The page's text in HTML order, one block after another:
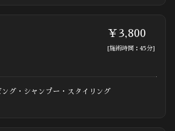
￥3,800
[施術時間：45分]
グ・シャンプー・スタイリング